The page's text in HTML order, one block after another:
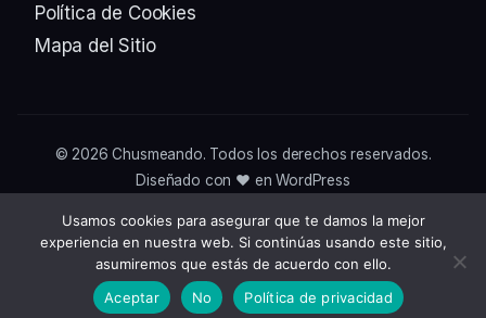
Política de Cookies
Mapa del Sitio
© 2026Chusmeando. Todos los derechos reservados.
Diseñado con ❤️ en WordPress
Usamos cookies para asegurar que te damos la mejor
experiencia en nuestra web. Si continúas usando este sitio,
asumiremos que estás de acuerdo con ello.
Aceptar
No Política de privacidad